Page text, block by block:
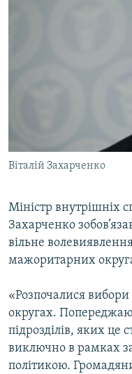
КРИМ РЕАЛІЇ
УКР
КТАТ
ДОЛУЧАЙСЯ!
Усі сайти RFE/RL
Віталій Захарченко
Міністр внутрішніх
Захарченко
вільне
мажоритарних
«Розпочалися
округах. Попереджаю
підрозділів, яких це
виключно в рамках
політикою.